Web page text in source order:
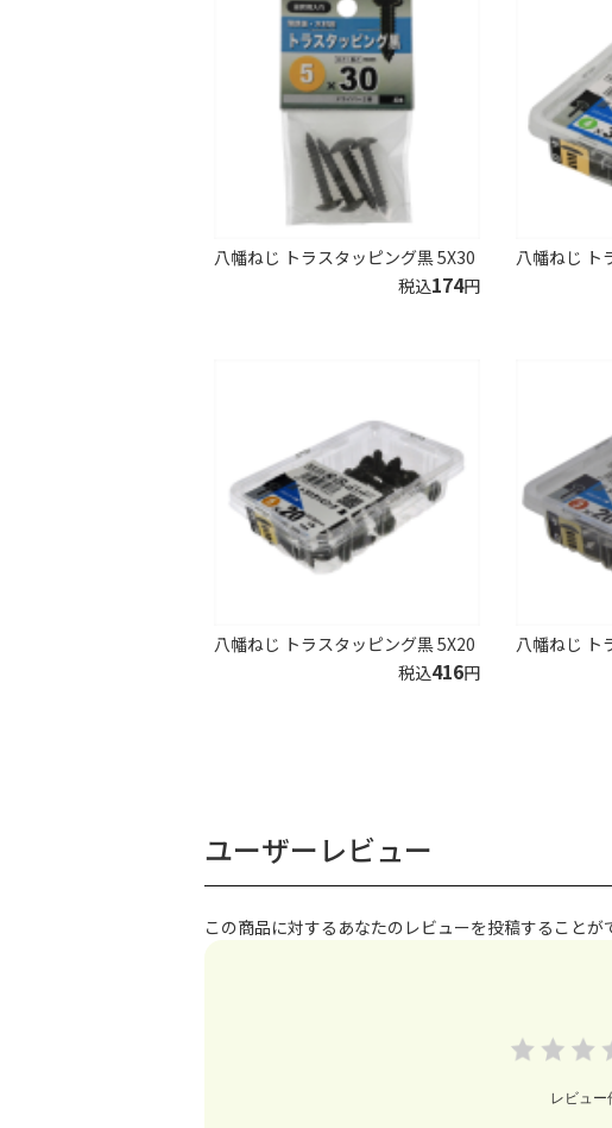
八幡ねじ トラスタッピング黒 5X30
税込174円
八幡ねじ ト
八幡ねじ トラスタッピング黒 5X20
税込416円
八幡ねじ ト
ユーザーレビュー
この商品に対するあなたのレビューを投稿することが
レビュー